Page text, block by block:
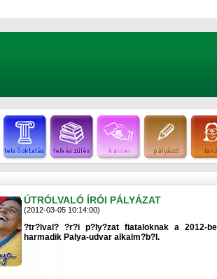
ÚTRÓLVALÓ ÍRÓI PÁLYÁZAT
(2012-03-05 10:14:00)
?tr?lval? ?r?i p?ly?zat fiataloknak a 2012-
harmadik Palya-udvar alkalm?b?l.